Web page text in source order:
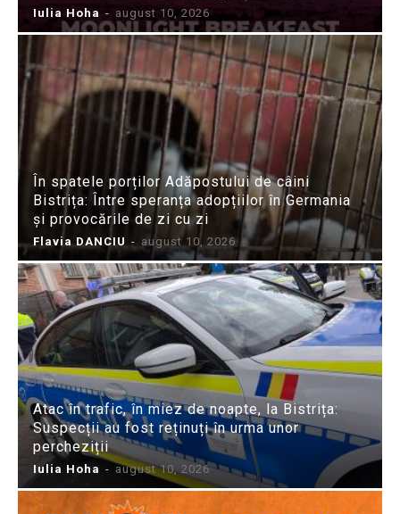
Iulia Hoha - august 10, 2026
În spatele porților Adăpostului de câini
Bistrița: Între speranța adopțiilor în Germania
și provocările de zi cu zi
Flavia DANCIU - august 10, 2026
Atac în trafic, în miez de noapte, la Bistrița:
Suspecții au fost reținuți în urma unor
percheziții
Iulia Hoha - august 10, 2026